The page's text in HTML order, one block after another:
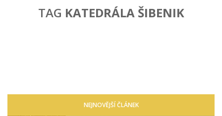
TAG KATEDRÁLA ŠIBENIK
NEJNOVĚJŠÍ ČLÁNEK